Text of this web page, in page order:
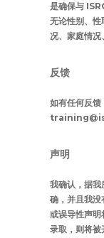
是确保与
无论性别、性
况、家庭情况
反馈
如有任何反馈
声明
我确认，据我
确，并且我没
或误导性声明
录取，则将被